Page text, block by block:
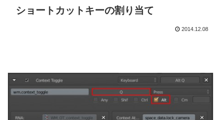
ショートカットキーの割り当て
2014.12.08